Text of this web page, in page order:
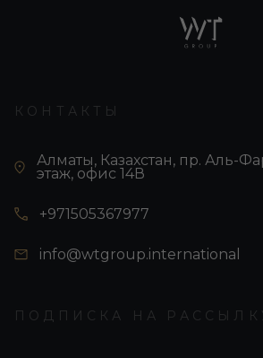
КОНТАКТЫ
Алматы, Казахстан, пр. Аль-
этаж, офис 14В
+971505367977
info@wtgroup.international
ПОДПИСКА НА